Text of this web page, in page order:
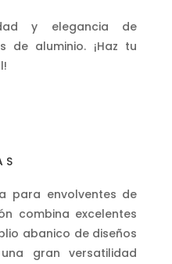
y elegancia de
de aluminio. ¡Haz tu
para envolventes de
combina excelentes
abanico de diseños
gran versatilidad